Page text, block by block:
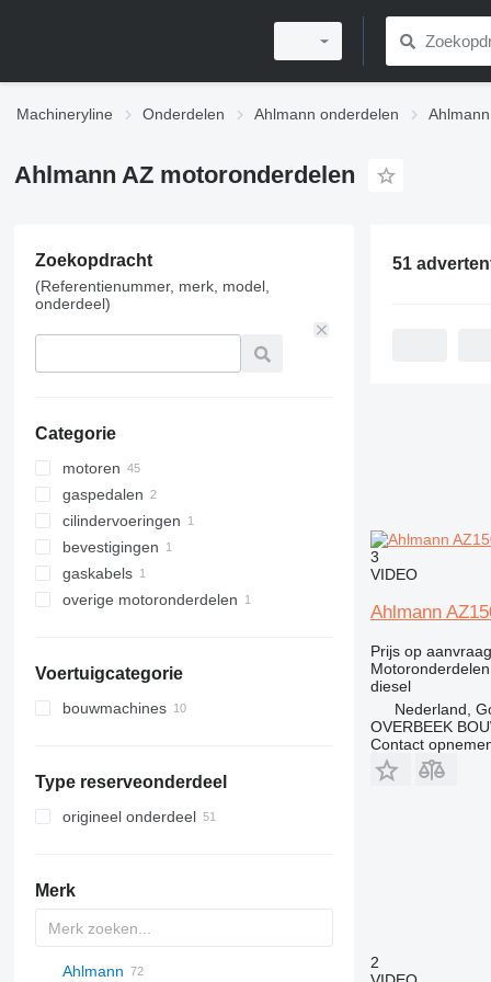
Machineryline Onderdelen Ahlmann onderdelen
Ahlmann AZ motoronderdelen
Zoekopdracht
(Referentienummer, merk, model,
onderdeel)
Categorie
motoren
gaspedalen
cilindervoeringen
bevestigingen
gaskabels
overige motoronderdelen
Voertuigcategorie
bouwmachines
wielladers
Type reserveonderdeel
origineel onderdeel
Merk
Titan
Ahlmann
51
3
VIDEO
Ahlmann
Prijs op aanvraag
diesel
Nederland,
OVERBEEK
Contact
2